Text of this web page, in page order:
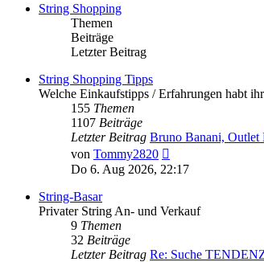
String Shopping
Themen
Beiträge
Letzter Beitrag
String Shopping Tipps
Welche Einkaufstipps / Erfahrungen habt
155 Themen
1107 Beiträge
Letzter Beitrag Bruno Banani,
von Tommy2820
Beitrag
Do 6. Aug 2026, 22:17
String-Basar
Privater String An- und Verkauf
9 Themen
32 Beiträge
Letzter Beitrag Re: Suche